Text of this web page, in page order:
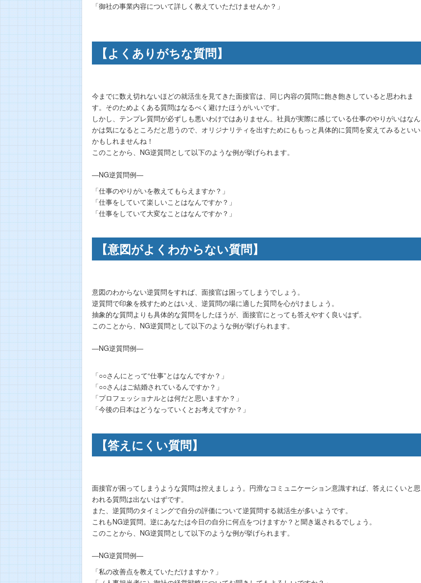
「御社の事業内容について詳しく教えていただけませんか？」
【よくありがちな質問】
今までに数え切れないほどの就活生を見てきた面接官は、同じ内容の質問に飽き飽きしていると思われま
す。そのためよくある質問はなるべく避けたほうがいいです。
しかし、テンプレ質問が必ずしも悪いわけではありません。社員が実際に感じている仕事のやりがいはなん
かは気になるところだと思うので、オリジナリティを出すためにももっと具体的に質問を変えてみるといい
かもしれませんね！
このことから、NG逆質問として以下のような例が挙げられます。
―NG逆質問例―
「仕事のやりがいを教えてもらえますか？」
「仕事をしていて楽しいことはなんですか？」
「仕事をしていて大変なことはなんですか？」
【意図がよくわからない質問】
意図のわからない逆質問をすれば、面接官は困ってしまうでしょう。
逆質問で印象を残すためとはいえ、逆質問の場に適した質問を心がけましょう。
抽象的な質問よりも具体的な質問をしたほうが、面接官にとっても答えやすく良いはず。
このことから、NG逆質問として以下のような例が挙げられます。
―NG逆質問例―
「○○さんにとって“仕事”とはなんですか？」
「○○さんはご結婚されているんですか？」
「プロフェッショナルとは何だと思いますか？」
「今後の日本はどうなっていくとお考えですか？」
【答えにくい質問】
面接官が困ってしまうような質問は控えましょう。円滑なコミュニケーション意識すれば、答えにくいと思
われる質問は出ないはずです。
また、逆質問のタイミングで自分の評価について逆質問する就活生が多いようです。
これもNG逆質問。逆にあなたは今日の自分に何点をつけますか？と聞き返されるでしょう。
このことから、NG逆質問として以下のような例が挙げられます。
―NG逆質問例―
「私の改善点を教えていただけますか？」